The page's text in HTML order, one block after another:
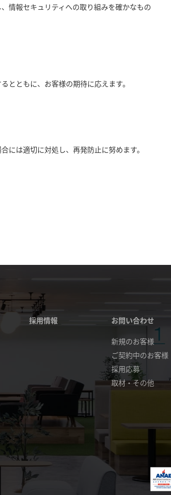
情報セキュリティへの取り組みを確かなもの
とともに、お客様の期待に応えます。
には適切に対処し、再発防止に努めます。
採用情報 お問い合わせ
新規のお客様
ご契約中のお客様
採用応募
取材・その他